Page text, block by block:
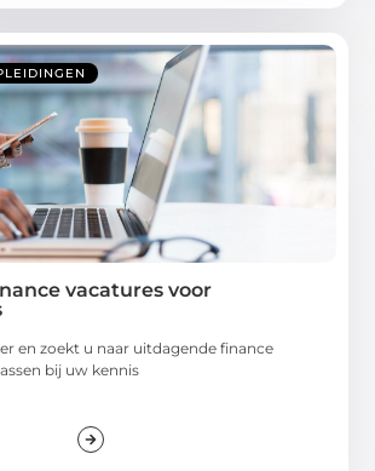
vacatures voor
en zoekt u naar uitdagende finance
bij uw kennis